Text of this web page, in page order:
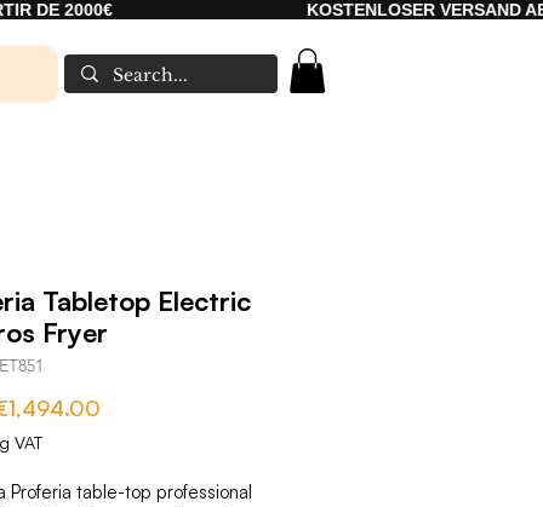
KOSTENLOSER VERSAND AB 2000€
Tabletop Electric
Fryer
VAT
Proferia table-top professional